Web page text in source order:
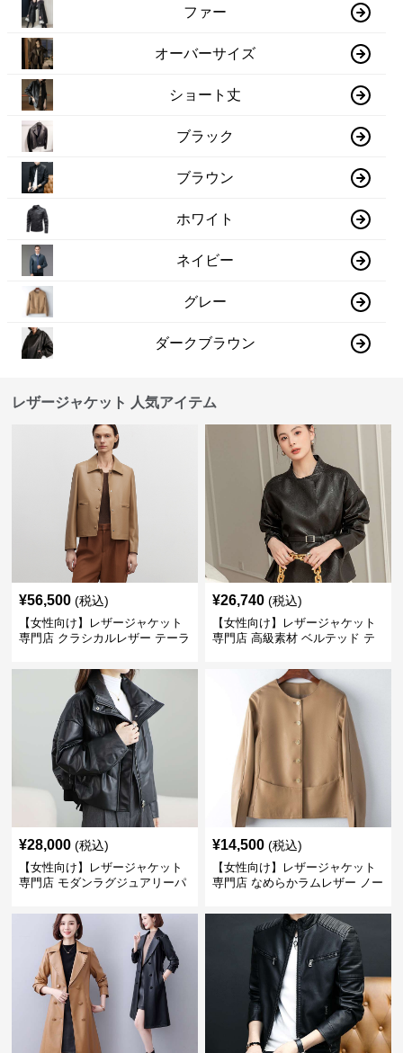
ファー
オーバーサイズ
ショート丈
ブラック
ブラウン
ホワイト
ネイビー
グレー
ダークブラウン
レザージャケット 人気アイテム
¥56,500 (税込)
【女性向け】レザージャケット
専門店 クラシカルレザー テーラ
¥26,740 (税込)
【女性向け】レザージャケット
専門店 高級素材 ベルテッド テ
¥28,000 (税込)
【女性向け】レザージャケット
専門店 モダンラグジュアリーパ
¥14,500 (税込)
【女性向け】レザージャケット
専門店 なめらかラムレザー ノー